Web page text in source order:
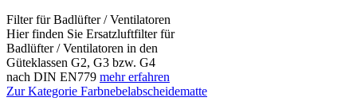
Filter für Badlüfter / Ventilatoren
Hier finden Sie Ersatzluftfilter für
Badlüfter / Ventilatoren in den
Güteklassen G2, G3 bzw. G4
nach DIN EN779 mehr erfahren
Zur Kategorie Farbnebelabscheidematte